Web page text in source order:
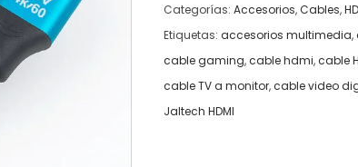
Categorías: Accesorios,Cables,
Etiquetas: accesorios multimedia,
cable gaming,cable hdmi,cable
cable TV a monitor,cable video
Jaltech HDMI